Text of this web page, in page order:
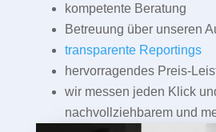
kompetente Beratung
Betreuung über unseren
transparente Reportings
hervorragendes Preis-
wir messen jeden Klick
nachvollziehbarem und